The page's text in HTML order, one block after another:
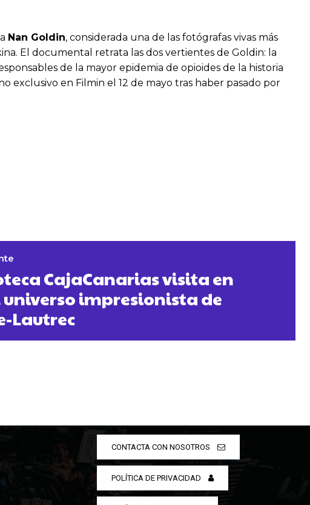
Nan Goldin, considerada una de las fotógrafas vivas más
El documental retrata las dos vertientes de Goldin: la
de la mayor epidemia de opioides de la historia
exclusivo en Filmin el 12 de mayo tras haber pasado por
CajaCanarias visita en
impresionista de
Lautrec
CONTACTA CON NOSOTROS
POLÍTICA DE PRIVACIDAD